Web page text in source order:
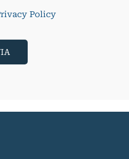
Policy